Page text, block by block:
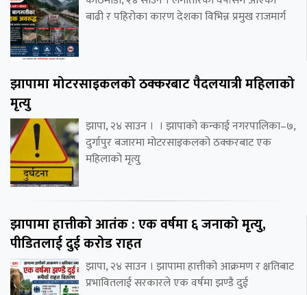
बाढी र पहिरोका कारण देशका विभिन्न प्रमुख राजमार्ग
झापामा मोटरसाइकलको ठक्करबाट पैदलयात्री महिलाको
मृत्यु
झापा, २४ साउन । । झापाको कन्काई नगरपालिका–७,
दुर्गापुर बजारमा मोटरसाइकलको ठक्करबाट एक
महिलाको मृत्यु
झापामा हात्तीको आतंक : एक वर्षमा ६ जनाको मृत्यु,
पीडितलाई दुई करोड राहत
झापा, २४ साउन । झापामा हात्तीको आक्रमण र क्षतिबाट
प्रभावितलाई सरकारले एक वर्षमा झण्डै दुई